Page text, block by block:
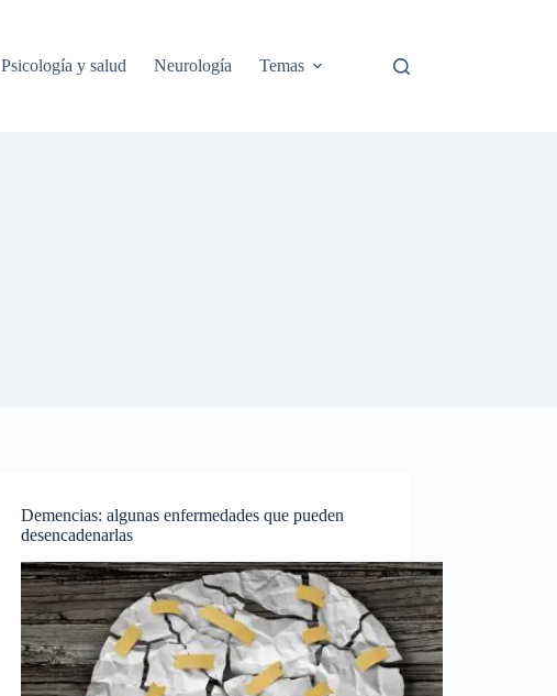
Psicología y salud Neurología Temas
Demencias: algunas enfermedades que pueden
desencadenarlas